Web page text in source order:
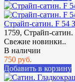
Страйп-сатин. F 54
1759, Страйп-
Свежие новинки..
В наличии
750 руб.
Добавить в корзину